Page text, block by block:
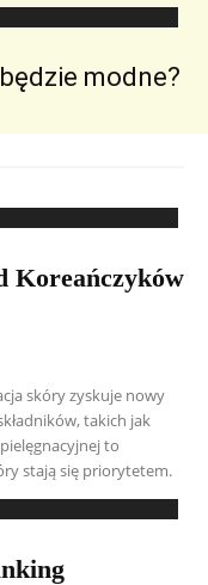
modne?
Koreańczyków
skóry zyskuje nowy
takich jak
to
stają się priorytetem.